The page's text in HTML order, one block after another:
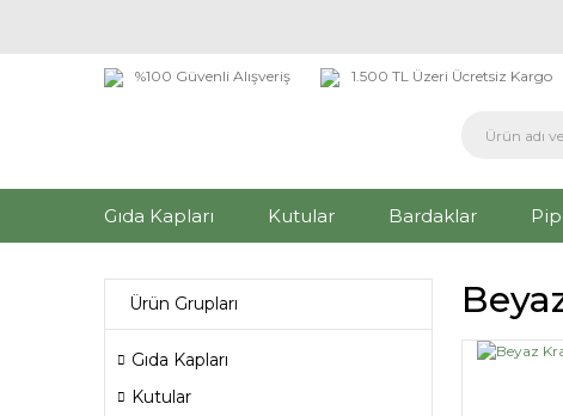
%100 Güvenli Alışveriş 1.500 TL Üzeri Ücretsiz Kargo
Gıda Kapları Kutular Bardaklar
Ürün Grupları
Gıda Kapları
Kutular